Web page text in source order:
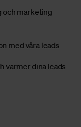
och marketing
med våra leads
värmer dina leads